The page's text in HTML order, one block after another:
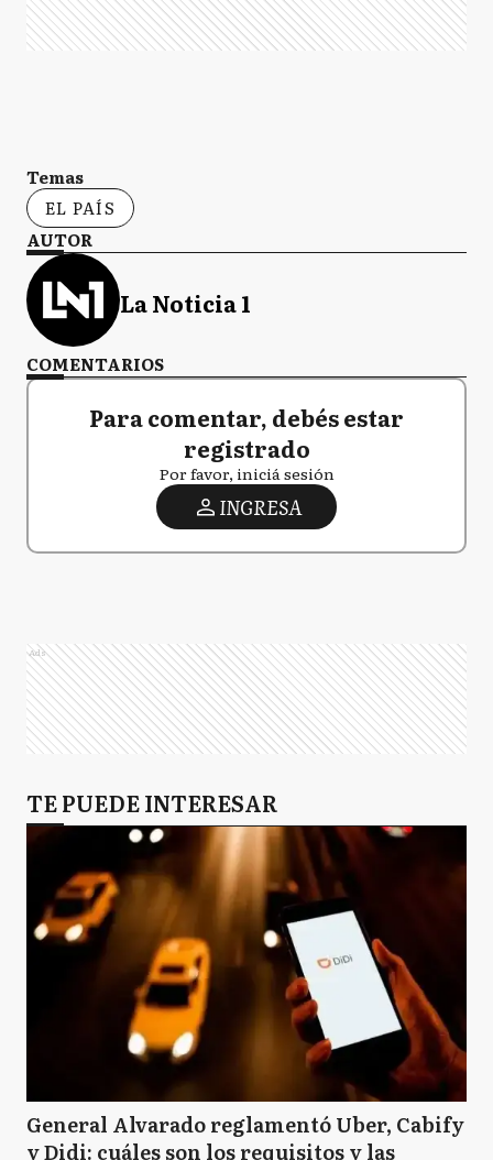
Temas
EL PAÍS
AUTOR
La Noticia 1
COMENTARIOS
Para comentar, debés estar
registrado
Por favor, iniciá sesión
INGRESA
Ads
TE PUEDE INTERESAR
General Alvarado reglamentó Uber, Cabify
y Didi: cuáles son los requisitos y las